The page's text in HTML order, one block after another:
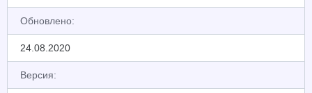
Обновлено:
24.08.2020
Версия: